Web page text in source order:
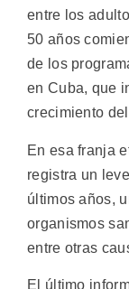
entre los
50 años
de los
en Cuba, que
crecimiento
En esa franja
registra un
últimos años,
organismos
entre otras
El último